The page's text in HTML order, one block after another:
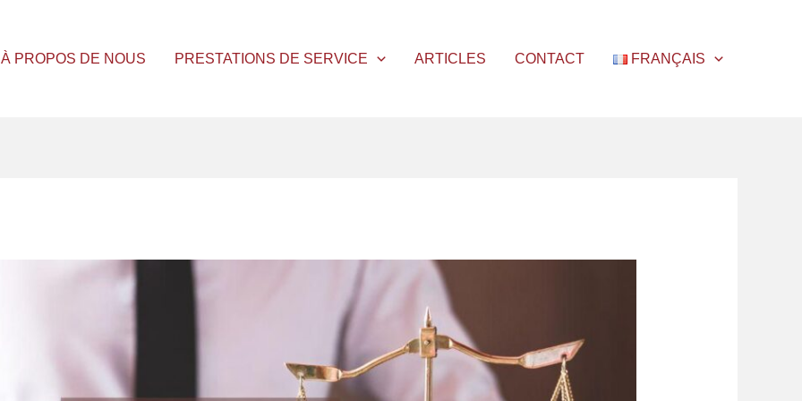
À PROPOS DE NOUS PRESTATIONS DE SERVICE ARTICLES CONTACT FRANÇAIS